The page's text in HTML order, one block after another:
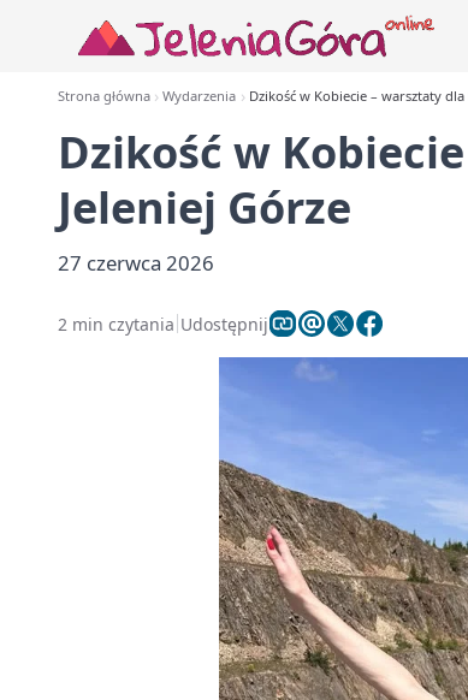
Strona główna Wydarzenia Dzikość w Kobiecie – warsztaty
Dzikość w
Jeleniej Górze
27 czerwca 2026
2 min czytania Udostępnij